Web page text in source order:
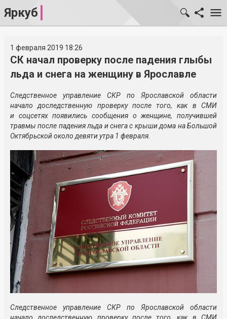
Яркуб
1 февраля 2019 18:26
СК начал проверку после падения глыбы
льда и снега на женщину в Ярославле
Следственное управление СКР по Ярославской области
начало доследственную проверку после того, как в СМИ
и соцсетях появились сообщения о женщине, получившей
травмы после падения льда и снега с крыши дома на Большой
Октябрьской около девяти утра 1 февраля.
Следственное управление СКР по Ярославской области
начало доследственную проверку после того, как в СМИ